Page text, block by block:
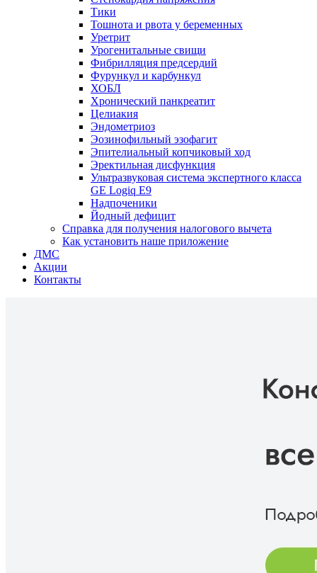
Тики
Тошнота и рвота у беременных
Уретрит
Урогенитальные свищи
Фибрилляция предсердий
Фурункул и карбункул
ХОБЛ
Хронический панкреатит
Целиакия
Эндометриоз
Эозинофильный эзофагит
Эпителиальный копчиковый ход
Эректильная дисфункция
Ультразвуковая система экспертного класса
GE Logiq E9
Надпоченики
Йодный дефицит
Справка для получения налогового вычета
Как установить наше приложение
ДМС
Акции
Контакты